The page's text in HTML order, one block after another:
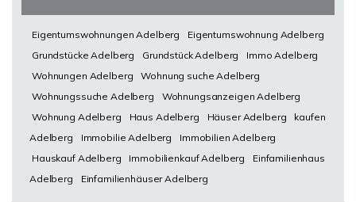
Eigentumswohnungen Adelberg
Eigentumswohnung Adelberg
Grundstücke Adelberg
Grundstück Adelberg
Immo Adelberg
Wohnungen Adelberg
Wohnung suche Adelberg
Wohnungssuche Adelberg
Wohnungsanzeigen Adelberg
Wohnung Adelberg
Haus Adelberg Häuser Adelberg
kaufen
Adelberg
Immobilie Adelberg
Immobilien Adelberg
Hauskauf Adelberg
Immobilienkauf Adelberg
Einfamilienhaus
Adelberg
Einfamilienhäuser Adelberg